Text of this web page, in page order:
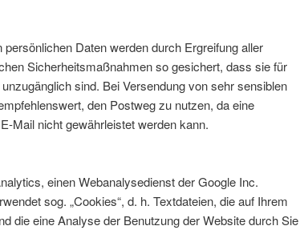
Daten werden durch Ergreifung aller
Sicherheitsmaßnahmen so gesichert, dass sie für
sind. Bei Versendung von sehr sensiblen
den Postweg zu nutzen, da eine
Mail nicht gewährleistet werden kann.
einen Webanalysedienst der Google Inc.
sog. „Cookies“, d. h. Textdateien, die auf Ihrem
die eine Analyse der Benutzung der Website durch Sie